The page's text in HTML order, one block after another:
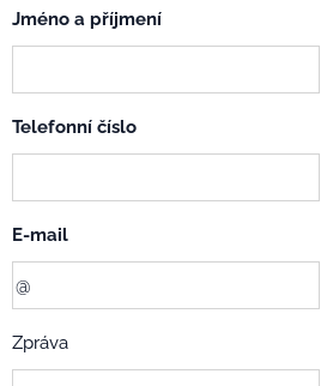
Jméno a příjmení
Telefonní číslo
E-mail
Zpráva